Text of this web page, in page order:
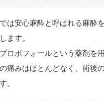
は安心麻酔と呼ばれる麻酔
ます。
ロポフォールという薬剤を
痛みはほとんどなく、術後
。